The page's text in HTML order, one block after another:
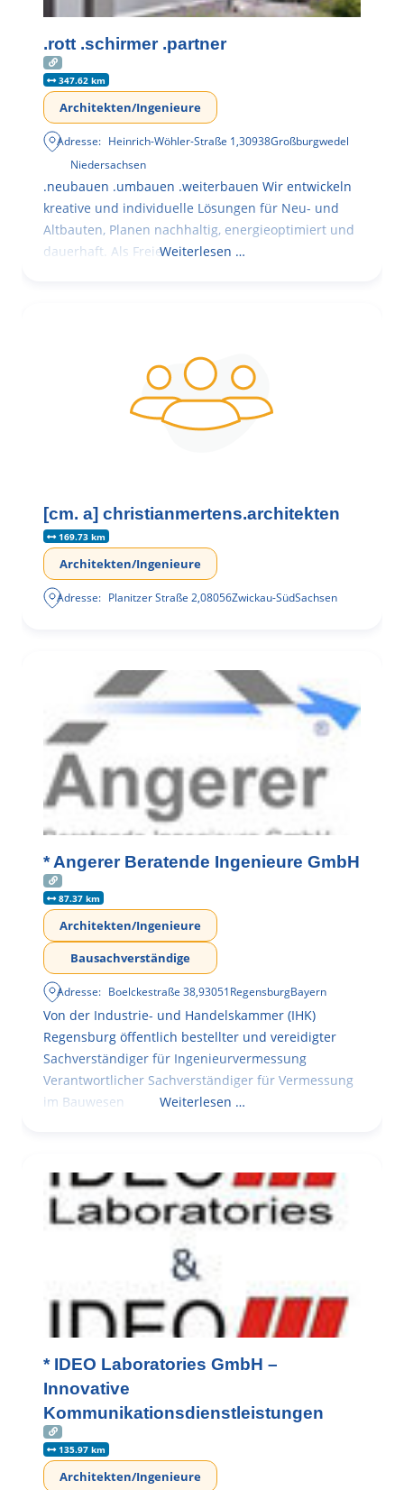
.rott .schirmer .partner
347.62 km
Architekten/Ingenieure
Adresse: Heinrich-Wöhler-Straße 1,30938Großburgwedel
Niedersachsen
.neubauen .umbauen .weiterbauen Wir entwickeln
kreative und individuelle Lösungen für Neu- und
Altbauten, Planen nachhaltig, energieoptimiert und
dauerhaft. Als FreieWeiterlesen …
[cm. a] christianmertens.architekten
169.73 km
Architekten/Ingenieure
Adresse: Planitzer Straße 2,08056Zwickau-SüdSachsen
* Angerer Beratende Ingenieure GmbH
87.37 km
Architekten/Ingenieure
Bausachverständige
Adresse: Boelckestraße 38,93051RegensburgBayern
Von der Industrie- und Handelskammer (IHK)
Regensburg öffentlich bestellter und vereidigter
Sachverständiger für Ingenieurvermessung
Verantwortlicher Sachverständiger für Vermessung
im Bauwesen
Weiterlesen …
* IDEO Laboratories GmbH –
Innovative
Kommunikationsdienstleistungen
135.97 km
Architekten/Ingenieure